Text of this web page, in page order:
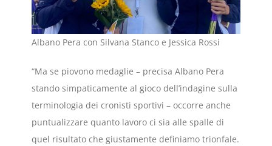
Albano Pera con Silvana Stanco e Jessica Rossi
“Ma se piovono medaglie – precisa Albano Pera
stando simpaticamente al gioco dell’indagine sulla
terminologia dei cronisti sportivi – occorre anche
puntualizzare quanto lavoro ci sia alle spalle di
quel risultato che giustamente definiamo trionfale.